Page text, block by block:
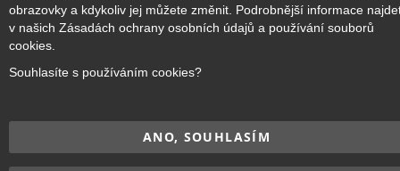
vyhrazena.
obrazovky a kdykoliv jej můžete změnit. Podrobnější informace
v našich Zásadách ochrany osobních údajů a používání souborů
cookies.
Souhlasíte s používáním cookies?
ANO, SOUHLASÍM